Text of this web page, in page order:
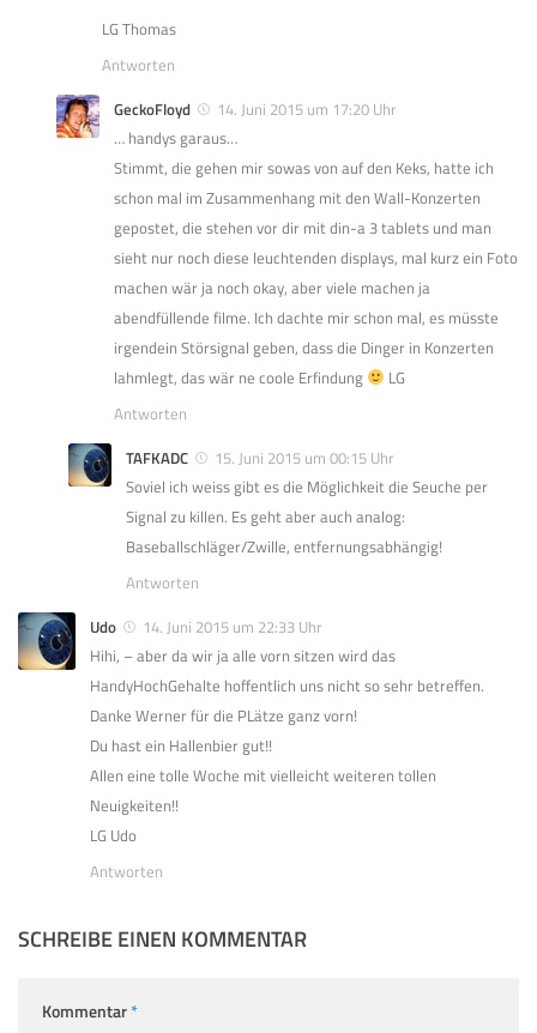
LG Thomas
Antworten
GeckoFloyd
14. Juni 2015 um 17:20 Uhr
… handys garaus…
Stimmt, die gehen mir sowas von auf den Keks, hatte ich
schon mal im Zusammenhang mit den Wall-Konzerten
gepostet, die stehen vor dir mit din-a 3 tablets und man
sieht nur noch diese leuchtenden displays, mal kurz ein Foto
machen wär ja noch okay, aber viele machen ja
abendfüllende filme. Ich dachte mir schon mal, es müsste
irgendein Störsignal geben, dass die Dinger in Konzerten
lahmlegt, das wär ne coole Erfindung
LG
Antworten
TAFKADC
15. Juni 2015 um 00:15 Uhr
Soviel ich weiss gibt es die Möglichkeit die Seuche per
Signal zu killen. Es geht aber auch analog:
Baseballschläger/Zwille, entfernungsabhängig!
Antworten
Udo
14. Juni 2015 um 22:33 Uhr
Hihi, – aber da wir ja alle vorn sitzen wird das
HandyHochGehalte hoffentlich uns nicht so sehr betreffen.
Danke Werner für die PLätze ganz vorn!
Du hast ein Hallenbier gut!!
Allen eine tolle Woche mit vielleicht weiteren tollen
Neuigkeiten!!
LG Udo
Antworten
SCHREIBE EINEN KOMMENTAR
Kommentar*